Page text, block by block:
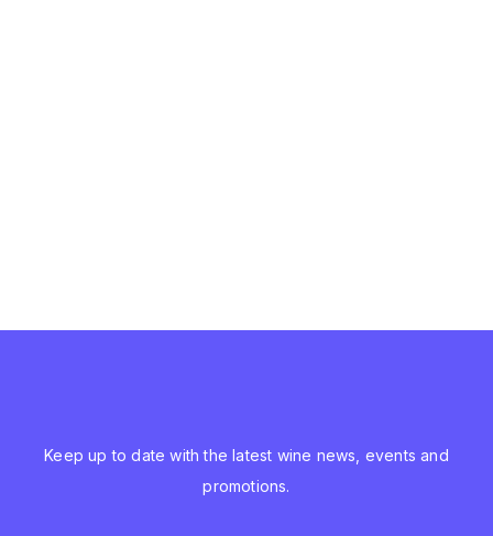
Keep up to date with the latest wine news, events and
promotions.